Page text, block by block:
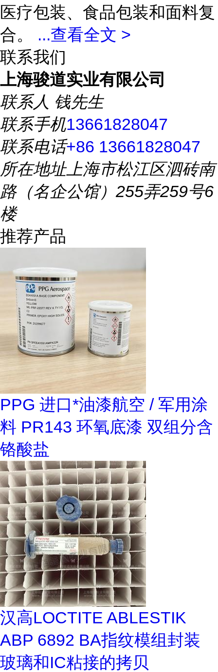
医疗包装、食品包装和面料复
合。 ...查看全文 >
联系我们
上海骏道实业有限公司
联系人 钱先生
联系手机13661828047
联系电话+86 13661828047
所在地址上海市松江区泗砖南
路（名企公馆）255弄259号6
楼
推荐产品
PPG 进口*油漆航空 / 军用涂
料 PR143 环氧底漆 双组分含
铬酸盐
汉高LOCTITE ABLESTIK
ABP 6892 BA指纹模组封装
玻璃和IC粘接的拷贝